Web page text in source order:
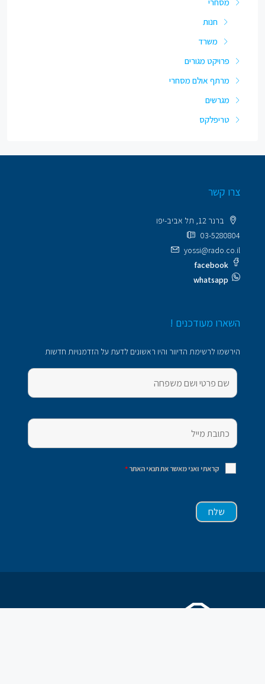
חנות
משרד
פרויקט מגורים
מרתף אולם מסחרי
מגרשים
טריפלקס
צרו קשר
ברנר 12, תל אביב-יפו
03-5280804
yossi@rado.co.il
facebook
whatsapp
השארו מעודכנים !
הירשמו לרשימת הדיוור והיו ראשונים לדעת על הזדמנויות חדשות
קראתי ואני מאשר את תנאי האתר *